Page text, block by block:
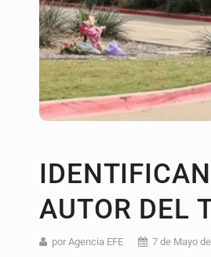
AUTOR DEL
por Agencia EFE 7 de Mayo